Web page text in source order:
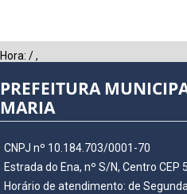
Hora: /,
PREFEITURA
MARIA
CNPJ nº 10.184.703/0001-70
Estrada do Ena, nº S/N, Centro CEP
Horário de atendimento: de